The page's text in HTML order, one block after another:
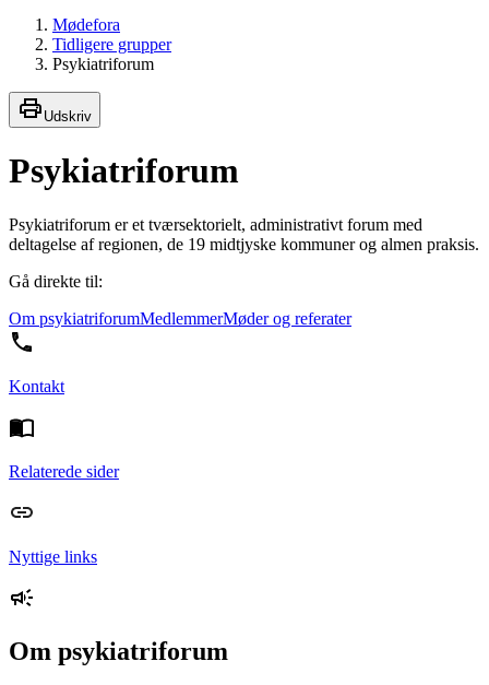
Mødefora
Tidligere grupper
Psykiatriforum
Udskriv
Psykiatriforum
Psykiatriforum er et tværsektorielt, administrativt forum med
deltagelse af regionen, de 19 midtjyske kommuner og almen praksis.
Gå direkte til:
Om psykiatriforumMedlemmerMøder og referater
Kontakt
Relaterede sider
Nyttige links
Om psykiatriforum